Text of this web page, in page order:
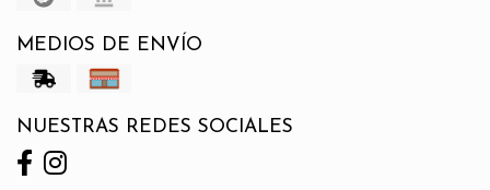
MEDIOS DE ENVÍO
NUESTRAS REDES SOCIALES